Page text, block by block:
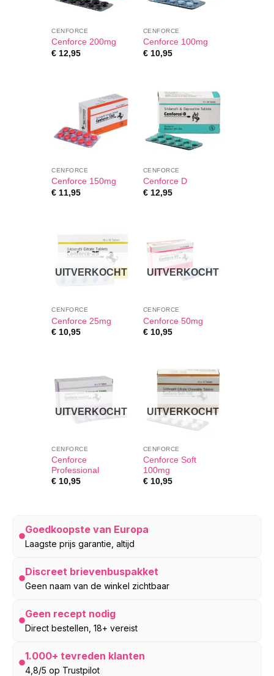
CENFORCE
Cenforce 200mg
€ 12,95
CENFORCE
Cenforce 100mg
€10,95
CENFORCE
Cenforce 150mg
€ 11,95
CENFORCE
Cenforce D
€12,95
UITVERKOCHT
CENFORCE
Cenforce 25mg
€ 10,95
UITVERKOCHT
CENFORCE
Cenforce 50mg
€10,95
UITVERKOCHT
CENFORCE
Cenforce
Professional
€ 10,95
UITVERKOCHT
CENFORCE
Cenforce Soft
100mg
€10,95
Goedkoopste van Europa
Laagste prijs garantie, altijd
Discreet brievenbuspakket
Geen naam van de winkel zichtbaar
Geen recept nodig
Direct bestellen, 18+ vereist
1.000+ tevreden klanten
4,8/5 op Trustpilot